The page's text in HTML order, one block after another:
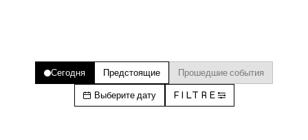
Сегодня Предстоящие Прошедшие события
Выберите дату FILTRE